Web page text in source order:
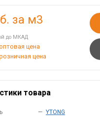
за м3
до МКАД
цена
цена
товара
— YTONG